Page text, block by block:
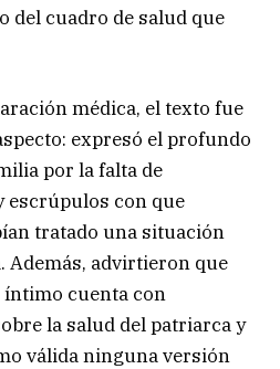
del cuadro de salud que
médica, el texto fue
expresó el profundo
por la falta de
escrúpulos con que
tratado una situación
Además, advirtieron que
cuenta con
la salud del patriarca y
válida ninguna versión